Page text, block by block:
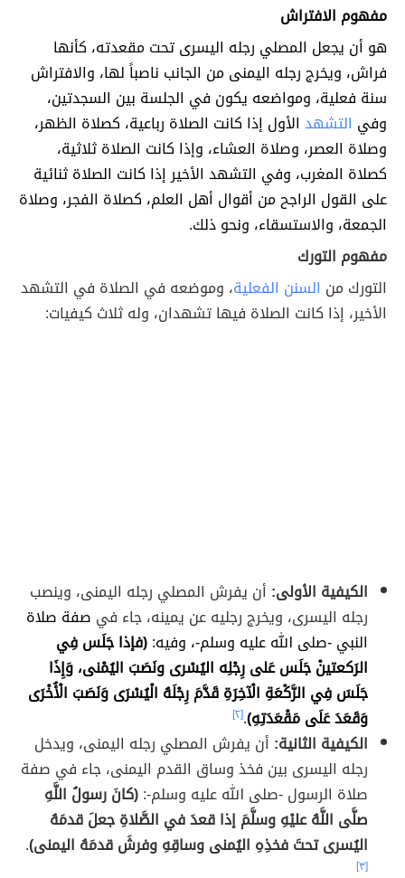
مفهوم الافتراش
هو أن يجعل المصلي رجله اليسرى تحت مقعدته، كأنها
فراش، ويخرج رجله اليمنى من الجانب ناصباً لها، والافتراش
سنة فعلية، ومواضعه يكون في الجلسة بين السجدتين،
وفي التشهد الأول إذا كانت الصلاة رباعية، كصلاة الظهر،
وصلاة العصر، وصلاة العشاء، وإذا كانت الصلاة ثلاثية،
كصلاة المغرب، وفي التشهد الأخير إذا كانت الصلاة ثنائية
على القول الراجح من أقوال أهل العلم، كصلاة الفجر، وصلاة
الجمعة، والاستسقاء، ونحو ذلك.
مفهوم التورك
التورك من السنن الفعلية، وموضعه في الصلاة في التشهد
الأخير، إذا كانت الصلاة فيها تشهدان، وله ثلاث كيفيات:
الكيفية الأولى: أن يفرش المصلي رجله اليمنى، وينصب
رجله اليسرى، ويخرج رجليه عن يمينه، جاء في صفة صلاة
النبي -صلى الله عليه وسلم-، وفيه:(فإذا جَلَس فِي
الرَكعتينْ جَلَس عَلى رِجْلِه اليُسْرى ونَصَبَ اليُمْنى، وَإِذَا
جَلَسَ فِي الرَّكْعَةِ الْآخِرَةِ قَدَّمَ رِجْلَهُ الْيُسْرَى وَنَصَبَ الْأُخْرَى
وَقَعَدَ عَلَى مَقْعَدَتِهِ).[٢]
الكيفية الثانية: أن يفرش المصلي رجله اليمنى، ويدخل
رجله اليسرى بين فخذ وساق القدم اليمنى، جاء في صفة
صلاة الرسول -صلى الله عليه وسلم-:(كانَ رسولُ اللَّهِ
صلَّى اللَّهُ عليْهِ وسلَّمَ إذا قعدَ في الصَّلاةِ جعلَ قدمَهُ
اليُسرى تحتَ فخذِهِ اليُمنى وساقِهِ وفرشَ قدمَهُ اليمنى).
[٣]